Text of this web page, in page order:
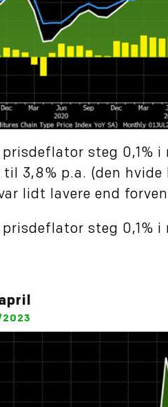
prisdeflator steg 0,1%
3,8% p.a. (den
lidt lavere end
prisdeflator steg 0,1% i